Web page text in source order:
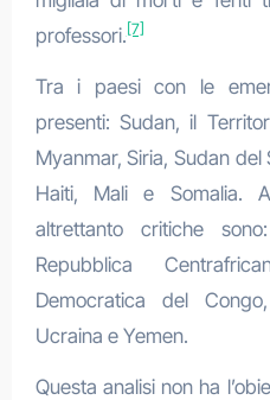
professori.[7]
Tra i paesi con le
presenti: Sudan, il
Myanmar, Siria, Sudan del
Haiti, Mali e Somalia.
altrettanto critiche
Repubblica
Democratica del
Ucraina e Yemen.
Questa analisi non ha